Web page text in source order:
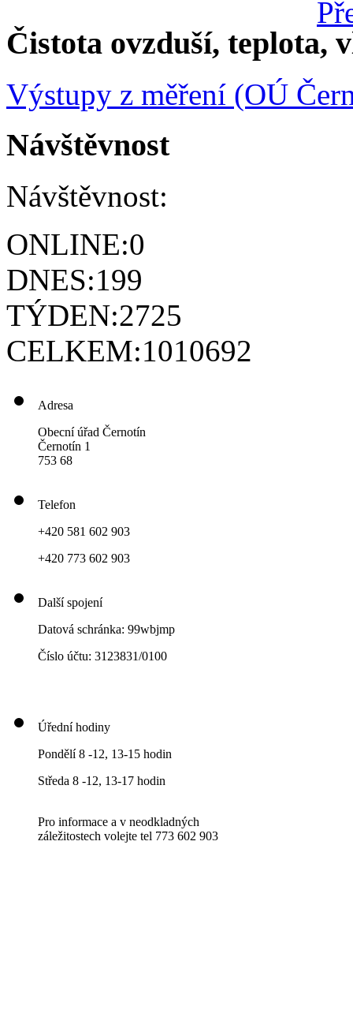
Čistota ovzduší, teplota,
Výstupy z měření (OÚ
Návštěvnost
Návštěvnost:
ONLINE:0
DNES:199
TÝDEN:2725
CELKEM:1010692
Adresa
Obecní úřad Černotín
Černotín 1
753 68
Telefon
+420 581 602 903
+420 773 602 903
Další spojení
Datová schránka: 99wbjmp
Číslo účtu: 3123831/0100
Úřední hodiny
Pondělí 8 -12, 13-15 hodin
Středa 8 -12, 13-17 hodin
Pro informace a v neodkladných
záležitostech volejte tel 773 602 903